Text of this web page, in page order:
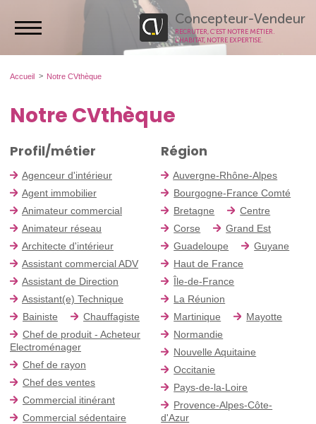
Concepteur-Vendeur
RECRUTER, C’EST NOTRE MÉTIER.
L’HABITAT, NOTRE EXPERTISE.
Accueil Notre CVthèque
Notre CVthèque
Profil/métier
Agenceur d'intérieur
Agent immobilier
Animateur commercial
Animateur réseau
Architecte d'intérieur
Assistant commercial ADV
Assistant de Direction
Assistant(e) Technique
Bainiste
Chauffagiste
Chef de produit - Acheteur
Electroménager
Chef de rayon
Chef des ventes
Commercial itinérant
Commercial sédentaire
Région
Auvergne-Rhône-Alpes
Bourgogne-France Comté
Bretagne
Centre
Corse
Grand Est
Guadeloupe
Guyane
Haut de France
Île-de-France
La Réunion
Martinique
Mayotte
Normandie
Nouvelle Aquitaine
Occitanie
Pays-de-la-Loire
Provence-Alpes-Côte-
d'Azur